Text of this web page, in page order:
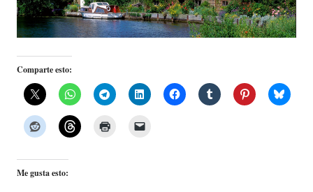
Comparte esto:
Me gusta esto: